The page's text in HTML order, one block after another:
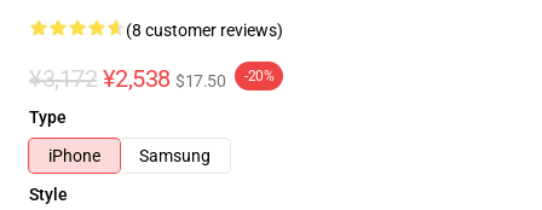
(8 customer reviews)
¥3,172 ¥2,538 $17.50 -20%
Type
iPhone
Samsung
Style